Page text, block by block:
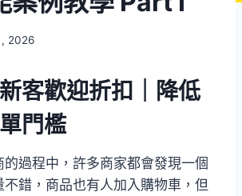
, 2026
客歡迎折扣｜降低
門檻
過程中，許多商家都會發現一個
錯，商品也有人加入購物車，但